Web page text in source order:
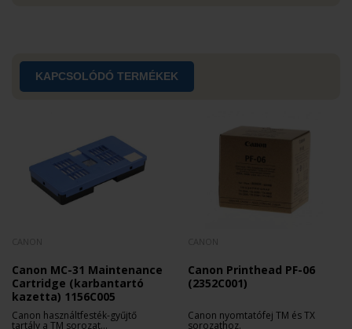
KAPCSOLÓDÓ TERMÉKEK
Canon MC-31 Maintenance
Cartridge (karbantartó
kazetta) 1156C005
Canon használtfesték-gyűjtő
tartály a TM sorozat
Canon Printhead PF-06
(2352C001)
Canon nyomtatófej TM és TX
sorozathoz.